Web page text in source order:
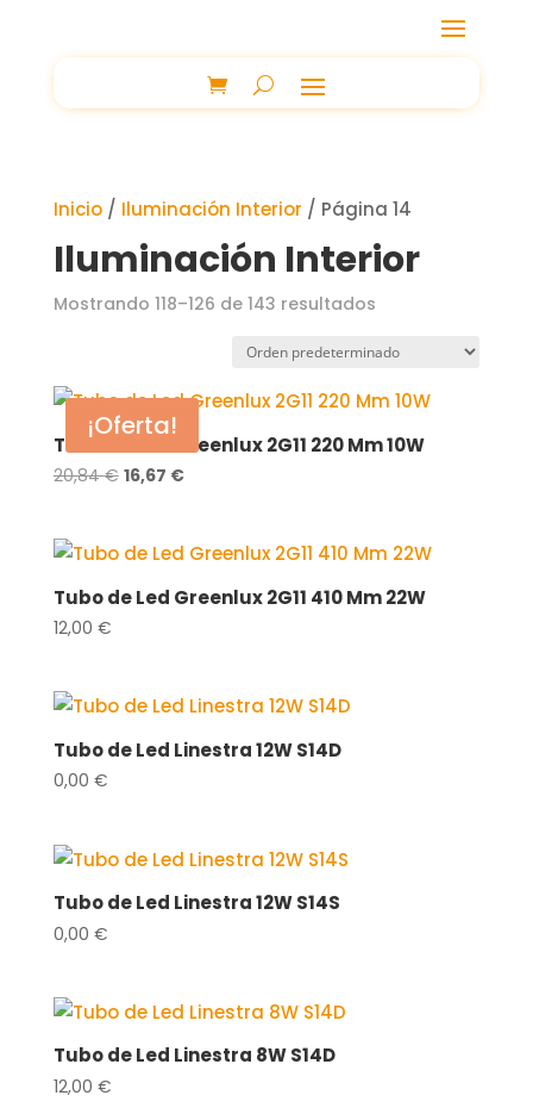
Inicio/ Iluminación Interior / Página 14
Iluminación Interior
Mostrando 118–126 de 143 resultados
¡Oferta!
Tubo de Led Greenlux 2G11 220 Mm 10W
20,84€ El
era:
20,84 €.
16,67 €El
es:
16,67 €.
Tubo de Led Greenlux 2G11 410 Mm 22W
12,00 €
Tubo de Led Linestra 12W S14D
0,00 €
Tubo de Led Linestra 12W S14S
0,00 €
Tubo de Led Linestra 8W S14D
12,00 €